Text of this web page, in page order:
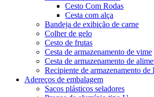
Cesto Com Rodas
Cesta com alça
Bandeja de exibição de carne
Colher de gelo
Cesto de frutas
Cesta de armazenamento de vime
Cesta de armazenamento de
Recipiente de armazenamento de
Adereços de embalagem
Sacos plásticos seladores